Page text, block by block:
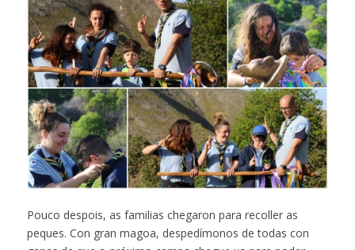
Pouco despois, as familias chegaron para recoller as
peques. Con gran magoa, despedímonos de todas con